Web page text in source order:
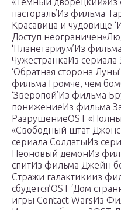
пастораль’Из фильма
Красавица и чудовище
Доступ
‘Планетариум’Из
ЧужестранкаИз
‘Обратная сторона
фильма Громче, чем
‘Зверопой’Из фильма
понижениеИз фильма
РазрушениеOST
«Свободный штат
сериала СолдатыИз
Неоновый демонИз
спитИз фильма Джейн
Стражи галактикииз
сбудется’OST ‘Дом
игры Contact WarsИз